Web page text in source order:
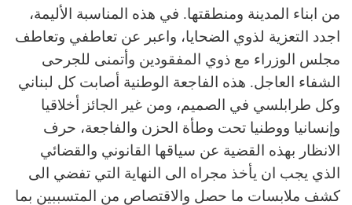
من ابناء المدينة ومنطقتها. في هذه المناسبة الأليمة،
اجدد التعزية لذوي الضحايا، واعبر عن تعاطفي وتعاطف
مجلس الوزراء مع ذوي المفقودين وأتمنى للجرحى
الشفاء العاجل. هذه الفاجعة الوطنية أصابت كل لبناني
وكل طرابلسي في الصميم، ومن غير الجائز أخلاقيا
وإنسانيا ووطنيا تحت وطأة الحزن والفاجعة، حرف
الانظار بهذه القضية عن سياقها القانوني والقضائي
الذي يجب ان يأخذ مجراه الى النهاية التي تفضي الى
كشف ملابسات ما حصل والاقتصاص من المتسببين بما